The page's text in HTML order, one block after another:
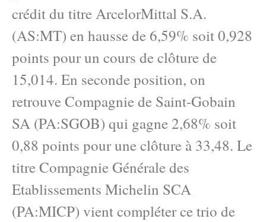
crédit du titre ArcelorMittal S.A.
(AS:MT) en hausse de 6,59% soit 0,928
points pour un cours de clôture de
15,014. En seconde position, on
retrouve Compagnie de Saint-Gobain
SA (PA:SGOB) qui gagne 2,68% soit
0,88 points pour une clôture à 33,48. Le
titre Compagnie Générale des
Etablissements Michelin SCA
(PA:MICP) vient compléter ce trio de